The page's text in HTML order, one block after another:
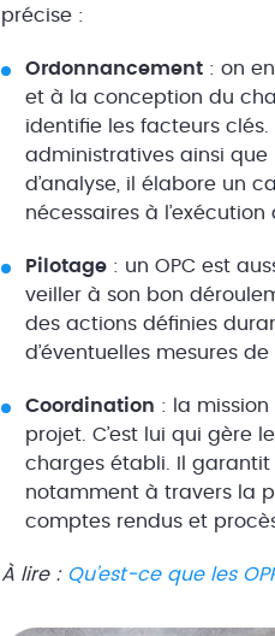
précise :
Ordonnancement : on
et à la conception du
identifie les facteurs
administratives ainsi que
d’analyse, il élabore un
nécessaires à l’exécution
Pilotage : un OPC est
veiller à son bon
des actions définies
d’éventuelles mesures
Coordination : la
projet. C’est lui qui gère
charges établi. Il garantit
notamment à travers la
comptes rendus et
À lire : Qu’est-ce que les